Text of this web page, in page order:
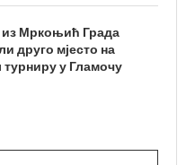
Мркоњић Града
друго мјесто на
у Гламочу